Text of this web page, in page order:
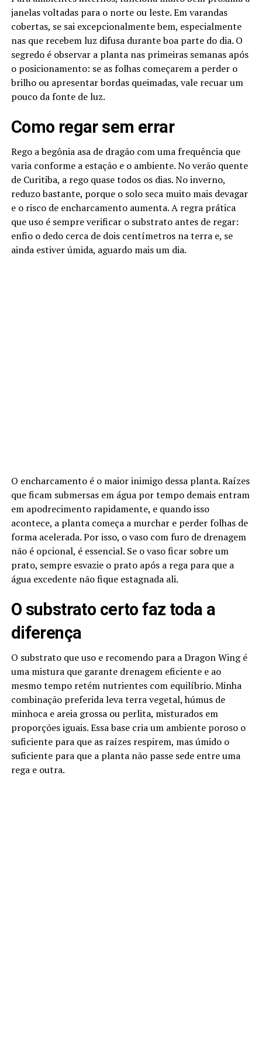
janelas voltadas para o norte ou leste. Em varandas
cobertas, se sai excepcionalmente bem, especialmente
nas que recebem luz difusa durante boa parte do dia. O
segredo é observar a planta nas primeiras semanas após
o posicionamento: se as folhas começarem a perder o
brilho ou apresentar bordas queimadas, vale recuar um
pouco da fonte de luz.
Como regar sem errar
Rego a begônia asa de dragão com uma frequência que
varia conforme a estação e o ambiente. No verão quente
de Curitiba, a rego quase todos os dias. No inverno,
reduzo bastante, porque o solo seca muito mais devagar
e o risco de encharcamento aumenta. A regra prática
que uso é sempre verificar o substrato antes de regar:
enfio o dedo cerca de dois centímetros na terra e, se
ainda estiver úmida, aguardo mais um dia.
O encharcamento é o maior inimigo dessa planta. Raízes
que ficam submersas em água por tempo demais entram
em apodrecimento rapidamente, e quando isso
acontece, a planta começa a murchar e perder folhas de
forma acelerada. Por isso, o vaso com furo de drenagem
não é opcional, é essencial. Se o vaso ficar sobre um
prato, sempre esvazie o prato após a rega para que a
água excedente não fique estagnada ali.
O substrato certo faz toda a
diferença
O substrato que uso e recomendo para a Dragon Wing é
uma mistura que garante drenagem eficiente e ao
mesmo tempo retém nutrientes com equilíbrio. Minha
combinação preferida leva terra vegetal, húmus de
minhoca e areia grossa ou perlita, misturados em
proporções iguais. Essa base cria um ambiente poroso o
suficiente para que as raízes respirem, mas úmido o
suficiente para que a planta não passe sede entre uma
rega e outra.